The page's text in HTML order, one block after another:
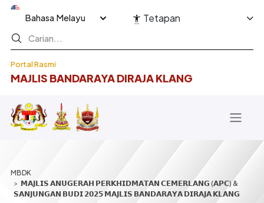
Langkau ke kandungan utama
Portal Rasmi
MAJLIS BANDARAYA DIRAJA KLANG
Select your language Tetapan
Breadcrumb
𝗠𝗔𝗝𝗟𝗜𝗦 𝗔𝗡𝗨𝗚𝗘𝗥𝗔𝗛 𝗣𝗘𝗥𝗞𝗛𝗜𝗗𝗠𝗔𝗧𝗔𝗡 𝗖𝗘𝗠𝗘𝗥𝗟𝗔𝗡𝗚 (𝗔𝗣𝗖) &
𝗦𝗔𝗡𝗝𝗨𝗡𝗚𝗔𝗡 𝗕𝗨𝗗𝗜 𝟮𝟬𝟮𝟱 𝗠𝗔𝗝𝗟𝗜𝗦 𝗕𝗔𝗡𝗗𝗔𝗥𝗔𝗬𝗔 𝗗𝗜𝗥𝗔𝗝𝗔 𝗞𝗟𝗔𝗡𝗚